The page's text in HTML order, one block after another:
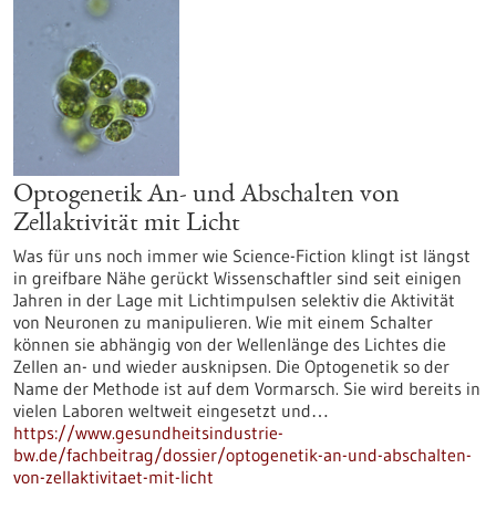
Optogenetik An- und Abschalten von
Zellaktivität mit Licht
Was für uns noch immer wie Science-Fiction klingt ist längst
in greifbare Nähe gerückt Wissenschaftler sind seit einigen
Jahren in der Lage mit Lichtimpulsen selektiv die Aktivität
von Neuronen zu manipulieren. Wie mit einem Schalter
können sie abhängig von der Wellenlänge des Lichtes die
Zellen an- und wieder ausknipsen. Die Optogenetik so der
Name der Methode ist auf dem Vormarsch. Sie wird bereits in
vielen Laboren weltweit eingesetzt und…
https://www.gesundheitsindustrie-
bw.de/fachbeitrag/dossier/optogenetik-an-und-abschalten-
von-zellaktivitaet-mit-licht